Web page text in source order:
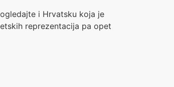
i Hrvatsku koja je
reprezentacija pa opet